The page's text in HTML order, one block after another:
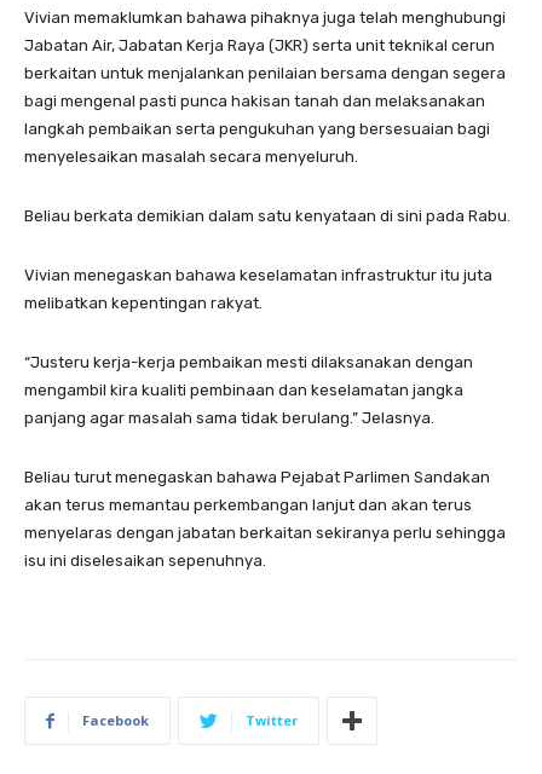
Vivian memaklumkan bahawa pihaknya juga telah menghubungi
Jabatan Air, Jabatan Kerja Raya (JKR) serta unit teknikal cerun
berkaitan untuk menjalankan penilaian bersama dengan segera
bagi mengenal pasti punca hakisan tanah dan melaksanakan
langkah pembaikan serta pengukuhan yang bersesuaian bagi
menyelesaikan masalah secara menyeluruh.
Beliau berkata demikian dalam satu kenyataan di sini pada Rabu.
Vivian menegaskan bahawa keselamatan infrastruktur itu juta
melibatkan kepentingan rakyat.
“Justeru kerja-kerja pembaikan mesti dilaksanakan dengan
mengambil kira kualiti pembinaan dan keselamatan jangka
panjang agar masalah sama tidak berulang.” Jelasnya.
Beliau turut menegaskan bahawa Pejabat Parlimen Sandakan
akan terus memantau perkembangan lanjut dan akan terus
menyelaras dengan jabatan berkaitan sekiranya perlu sehingga
isu ini diselesaikan sepenuhnya.
Facebook Twitter